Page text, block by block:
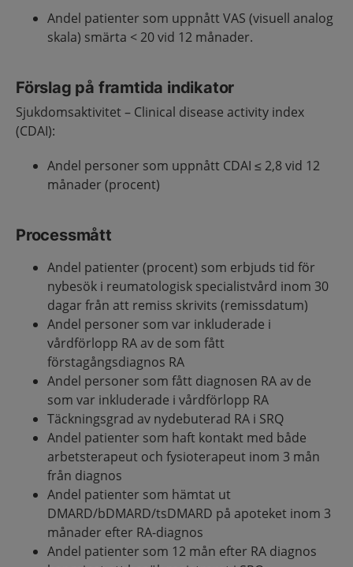
Andel patienter som uppnått VAS (visuell analog
skala) smärta < 20 vid 12 månader.
Förslag på framtida indikator
Sjukdomsaktivitet – Clinical disease activity index
(CDAI):
Andel personer som uppnått CDAI ≤ 2,8 vid 12
månader (procent)
Processmått
Andel patienter (procent) som erbjuds tid för
nybesök i reumatologisk specialistvård inom 30
dagar från att remiss skrivits (remissdatum)
Andel personer som var inkluderade i
vårdförlopp RA av de som fått
förstagångsdiagnos RA
Andel personer som fått diagnosen RA av de
som var inkluderade i vårdförlopp RA
Täckningsgrad av nydebuterad RA i SRQ
Andel patienter som haft kontakt med både
arbetsterapeut och fysioterapeut inom 3 mån
från diagnos
Andel patienter som hämtat ut
DMARD/bDMARD/tsDMARD på apoteket inom 3
månader efter RA-diagnos
Andel patienter som 12 mån efter RA diagnos